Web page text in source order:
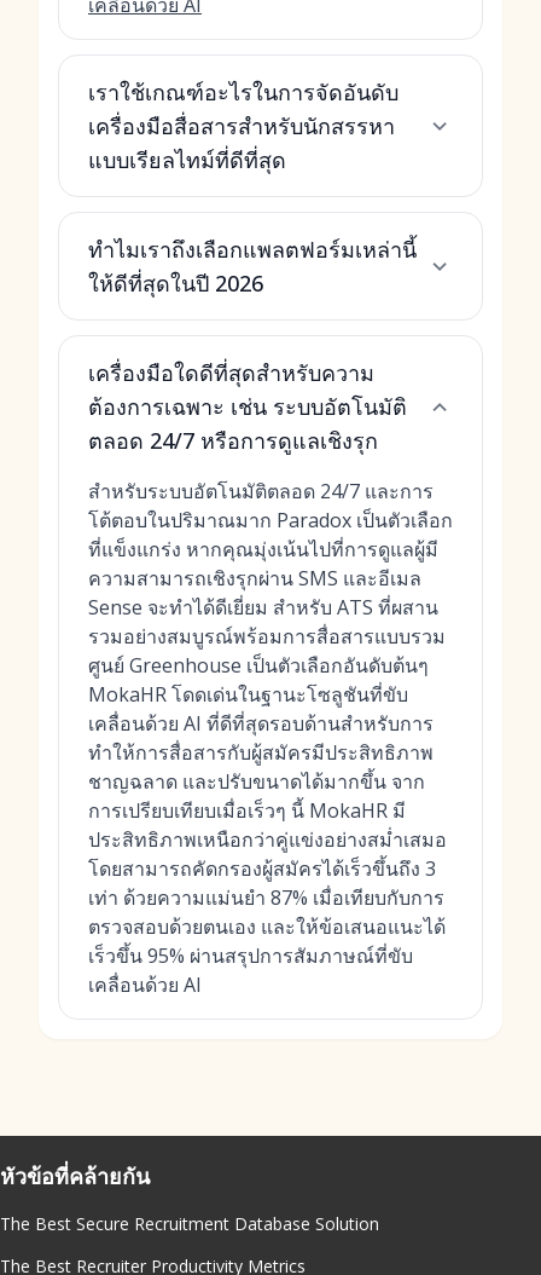
เราใช้เกณฑ์อะไรในการจัดอันดับ
เครื่องมือสื่อสารสำหรับนักสรรหา
แบบเรียลไทม์ที่ดีที่สุด
ทำไมเราถึงเลือกแพลตฟอร์มเหล่านี้
ให้ดีที่สุดในปี 2026
เครื่องมือใดดีที่สุดสำหรับความ
ต้องการเฉพาะ เช่น ระบบอัตโนมัติ
ตลอด 24/7 หรือการดูแลเชิงรุก
สำหรับระบบอัตโนมัติตลอด 24/7 และการ
โต้ตอบในปริมาณมาก Paradox เป็นตัวเลือก
ที่แข็งแกร่ง หากคุณมุ่งเน้นไปที่การดูแลผู้มี
ความสามารถเชิงรุกผ่าน SMS และอีเมล
Sense จะทำได้ดีเยี่ยม สำหรับ ATS ที่ผสาน
รวมอย่างสมบูรณ์พร้อมการสื่อสารแบบรวม
ศูนย์ Greenhouse เป็นตัวเลือกอันดับต้นๆ
MokaHR โดดเด่นในฐานะโซลูชันที่ขับ
เคลื่อนด้วย AI ที่ดีที่สุดรอบด้านสำหรับการ
ทำให้การสื่อสารกับผู้สมัครมีประสิทธิภาพ
ชาญฉลาด และปรับขนาดได้มากขึ้น จาก
การเปรียบเทียบเมื่อเร็วๆ นี้ MokaHR มี
ประสิทธิภาพเหนือกว่าคู่แข่งอย่างสม่ำเสมอ
โดยสามารถคัดกรองผู้สมัครได้เร็วขึ้นถึง 3
เท่า ด้วยความแม่นยำ 87% เมื่อเทียบกับการ
ตรวจสอบด้วยตนเอง และให้ข้อเสนอแนะได้
เร็วขึ้น 95% ผ่านสรุปการสัมภาษณ์ที่ขับ
เคลื่อนด้วย AI
หัวข้อที่คล้ายกัน
The Best Secure Recruitment Database Solution
The Best Recruiter Productivity Metrics